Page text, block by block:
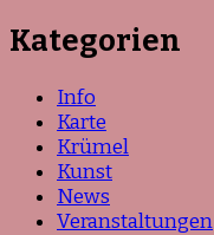
Kategorien
Info
Karte
Krümel
Kunst
News
Veranstaltungen